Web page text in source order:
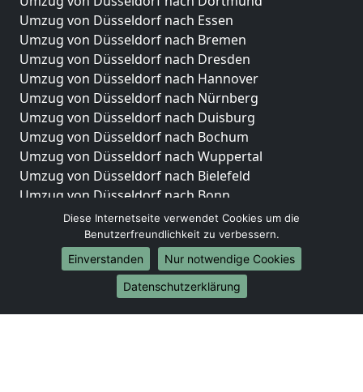
Umzug von Düsseldorf nach Essen
Umzug von Düsseldorf nach Bremen
Umzug von Düsseldorf nach Dresden
Umzug von Düsseldorf nach Hannover
Umzug von Düsseldorf nach Nürnberg
Umzug von Düsseldorf nach Duisburg
Umzug von Düsseldorf nach Bochum
Umzug von Düsseldorf nach Wuppertal
Umzug von Düsseldorf nach Bielefeld
Umzug von Düsseldorf nach Bonn
Umzug von Düsseldorf nach Münster
Internationale-Umzüge
Umzug von Düsseldorf nach Brasilien
Umzug von Düsseldorf nach Brunei Darussalam
Umzug von Düsseldorf nach Burkina Faso
Diese Internetseite verwendet Cookies um die
Benutzerfreundlichkeit zu verbessern.
Einverstanden
Nur notwendige Cookies
Datenschutzerklärung